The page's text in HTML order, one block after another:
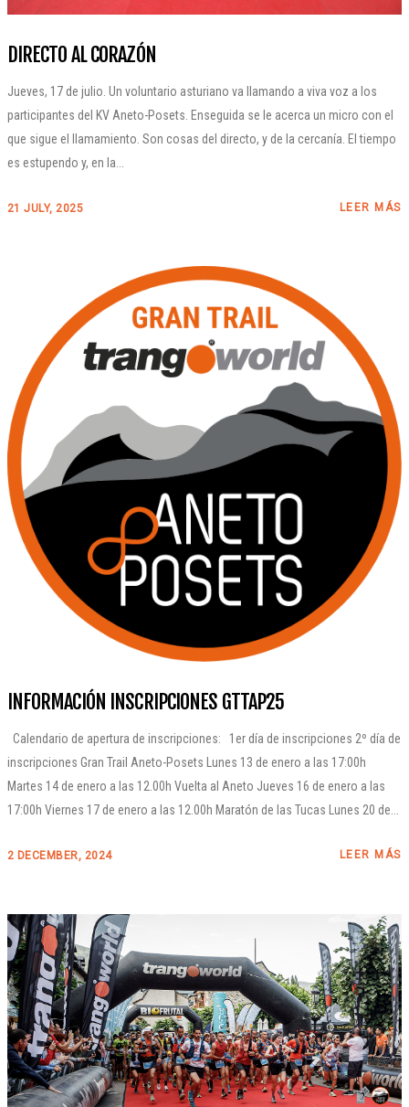
DIRECTO AL CORAZÓN
Jueves, 17 de julio. Un voluntario asturiano va llamando a viva voz a los
participantes del KV Aneto-Posets. Enseguida se le acerca un micro con el
que sigue el llamamiento. Son cosas del directo, y de la cercanía. El tiempo
es estupendo y, en la...
21 JULY, 2025 LEER MÁS
INFORMACIÓN INSCRIPCIONES GTTAP25
Calendario de apertura de inscripciones: 1er día de inscripciones 2º día de
inscripciones Gran Trail Aneto-Posets Lunes 13 de enero a las 17:00h
Martes 14 de enero a las 12.00h Vuelta al Aneto Jueves 16 de enero a las
17:00h Viernes 17 de enero a las 12.00h Maratón de las Tucas Lunes 20 de...
2 DECEMBER, 2024 LEER MÁS